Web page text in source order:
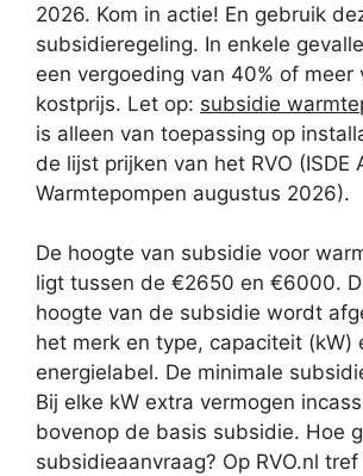
2026. Kom in actie! En gebruik
subsidieregeling. In enkele
een vergoeding van 40% of meer
kostprijs. Let op: subsidie
is alleen van toepassing op
de lijst prijken van het RVO (ISDE
Warmtepompen augustus 2026).
De hoogte van subsidie voor
ligt tussen de €2650 en €6000.
hoogte van de subsidie wordt
het merk en type, capaciteit (kW)
energielabel. De minimale
Bij elke kW extra vermogen
bovenop de basis subsidie. Hoe
subsidieaanvraag? Op RVO.nl